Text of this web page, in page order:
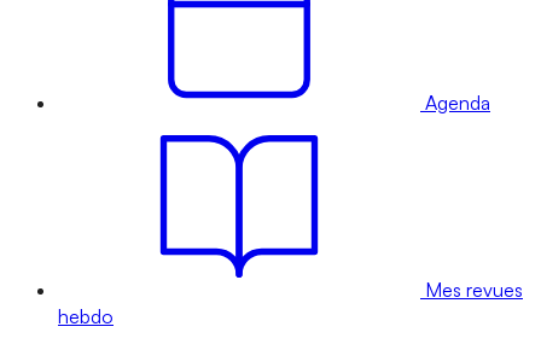
Agenda
Mes revues
hebdo